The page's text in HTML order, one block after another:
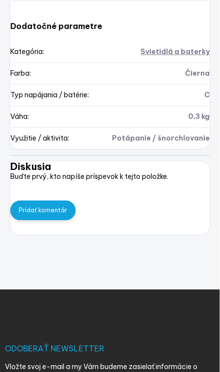
Dodatočné parametre
Kategória: Svietidlá a baterky
Farba: Čierna
Typ napájania / batérie: C
Váha: 0,3 kg
Využitie / aktivita: Potápanie / šnorchlovanie
Diskusia
Buďte prvý, kto napíše príspevok k tejto položke.
Pridať komentár
ODOBERAŤ NEWSLETTER
Vložte svoj e-mail a my Vám budeme zasielať informácie o